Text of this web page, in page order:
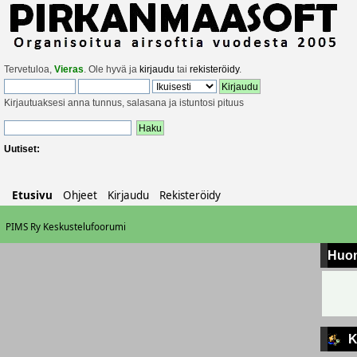
Tervetuloa, Vieras. Ole hyvä ja kirjaudu tai rekisteröidy.
Kirjautuaksesi anna tunnus, salasana ja istuntosi pituus
Uutiset:
Etusivu Ohjeet Kirjaudu Rekisteröidy
PIMS Ry Keskustelufoorumi